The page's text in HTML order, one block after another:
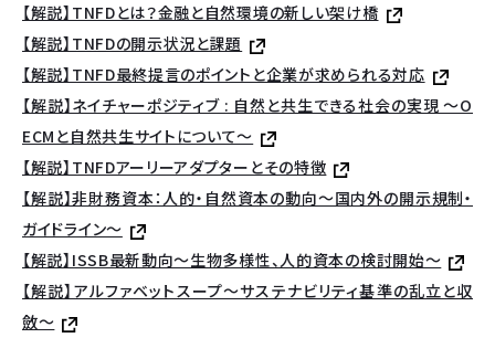
【解説】TNFDとは？金融と自然環境の新しい架け橋
【解説】TNFDの開示状況と課題
【解説】TNFD最終提言のポイントと企業が求められる対応
【解説】ネイチャーポジティブ : 自然と共生できる社会の実現 ～O
ECMと自然共生サイトについて～
【解説】TNFDアーリーアダプターとその特徴
【解説】非財務資本：人的・自然資本の動向〜国内外の開示規制・
ガイドライン〜
【解説】ISSB最新動向～生物多様性、人的資本の検討開始～
【解説】アルファベットスープ〜サステナビリティ基準の乱立と収
斂〜